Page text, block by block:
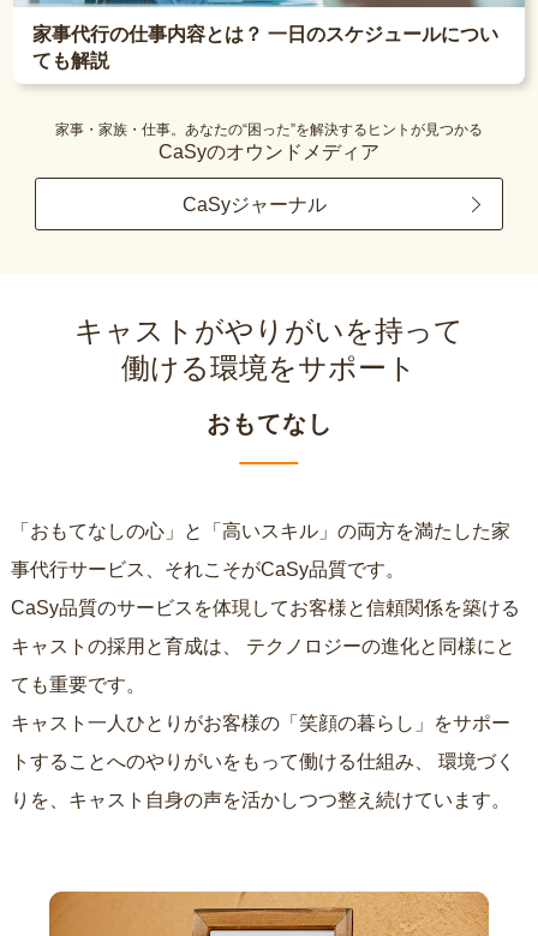
家事代行の仕事内容とは？ 一日のスケジュールについ
ても解説
家事・家族・仕事。あなたの“困った”を解決するヒントが見つかる
CaSyのオウンドメディア
CaSyジャーナル
キャストがやりがいを持って
働ける環境をサポート
おもてなし
「おもてなしの心」と「高いスキル」の両方を満たした家
事代行サービス、それこそがCaSy品質です。
CaSy品質のサービスを体現してお客様と信頼関係を築ける
キャストの採用と育成は、
ても重要です。
キャスト一人ひとりがお客様の「笑顔の暮らし」をサポー
トすることへのやりがいをもって働ける仕組み、
りを、キャスト自身の声を活かしつつ整え続けています。